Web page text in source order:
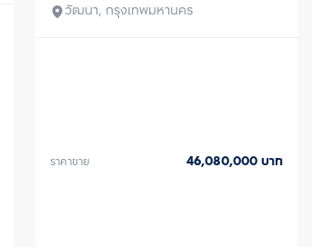
วัฒนา, กรุงเทพมหานคร
ราคาขาย 46,080,000บาท